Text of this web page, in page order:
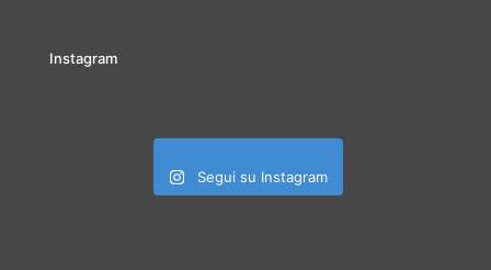
Instagram
Segui su Instagram